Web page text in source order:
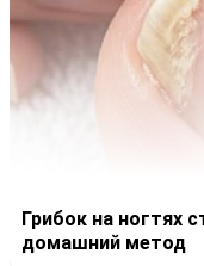
Грибок на ногтях
домашний метод